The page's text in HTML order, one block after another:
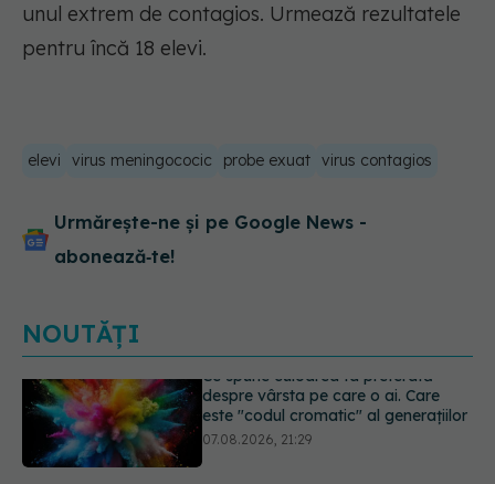
unul extrem de contagios. Urmează rezultatele
pentru încă 18 elevi.
elevi virus meningococic probe exuat virus contagios
Urmărește-ne și pe Google News -
abonează‑te!
NOUTĂȚI
EXCLUSIV Cancerele care pot fi
prevenite. Dr. Sorin Bogdan
(SANADOR): Au metode de